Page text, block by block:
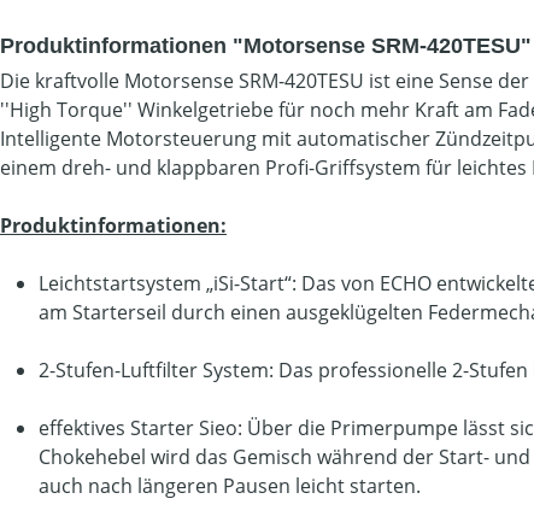
Produktinformationen "Motorsense SRM-420TESU"
Die kraftvolle Motorsense SRM-420TESU ist eine Sense
''High Torque'' Winkelgetriebe für noch mehr Kraft am
Intelligente Motorsteuerung mit automatischer
einem dreh- und klappbaren Profi-Griffsystem für
Produktinformationen:
Leichtstartsystem „iSi-Start“: Das von ECHO
am Starterseil durch einen ausgeklügelten
2-Stufen-Luftfilter System: Das professionelle 2-
effektives Starter Sieo: Über die Primerpumpe lässt
Chokehebel wird das Gemisch während der Start-
auch nach längeren Pausen leicht starten.